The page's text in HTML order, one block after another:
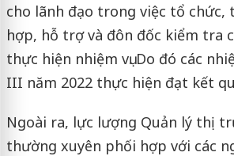
cho lãnh đạo trong việc tổ chức,
hợp, hỗ trợ và đôn đốc kiểm tra
thực hiện nhiệm vụ. Do đó các
III năm 2022 thực hiện đạt kết
Ngoài ra, lực lượng Quản lý thị
thường xuyên phối hợp với các